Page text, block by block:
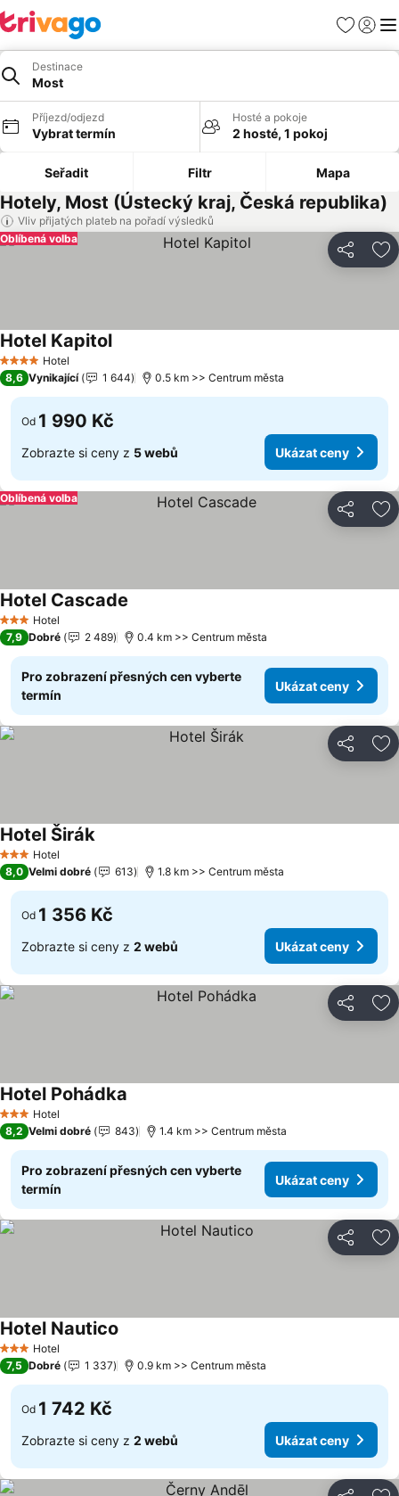
Oblíbené
Destinace
Most
Příjezd/odjezd
Vybrat termín
Hosté a pokoje
2 hosté, 1 pokoj
Seřadit Filtr Mapa
Hotely, Most (Ústecký kraj, Česká republika)
Vliv přijatých plateb na pořadí výsledků
Sdílet
Oblíbená volba
4 Počet hvězdiček
Hotel
Hotel Kapitol
8,6 Vynikající 1 644 0.5 km >> Centrum města
Od 1 990 Kč
Zobrazte si ceny z 5 webů Ukázat ceny
Sdílet
Oblíbená volba
3 Počet hvězdiček
Hotel
Hotel Cascade
7,9 Dobré 2 489 0.4 km >> Centrum města
Pro zobrazení přesných cen vyberte
termín
Ukázat ceny
Sdílet
3 Počet hvězdiček
Hotel
Hotel Širák
8,0 Velmi dobré 613 1.8 km >> Centrum města
Od 1 356 Kč
Zobrazte si ceny z 2 webů Ukázat ceny
Sdílet
3 Počet hvězdiček
Hotel
Hotel Pohádka
8,2 Velmi dobré 843 1.4 km >> Centrum města
Pro zobrazení přesných cen vyberte
termín
Ukázat ceny
Sdílet
3 Počet hvězdiček
Hotel
Hotel Nautico
7,5 Dobré 1 337 0.9 km >> Centrum města
Od 1 742 Kč
Zobrazte si ceny z 2 webů Ukázat ceny